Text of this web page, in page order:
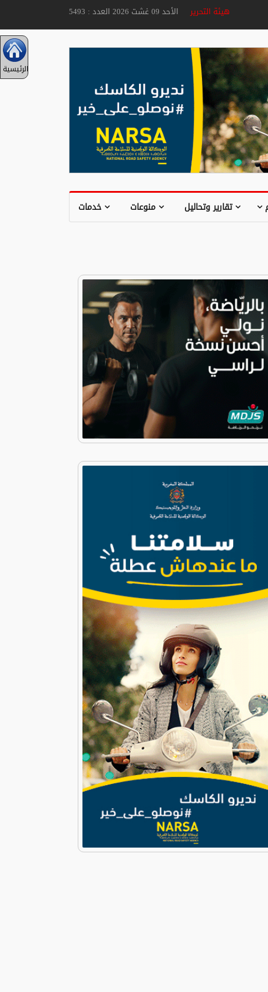
هيئة التحريرالأحد 09 غشت 2026 العدد : 5493
تقارير وتحاليل منوعات خدمات
الرئيسية